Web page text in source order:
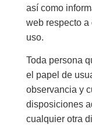
así como
web respecto
uso.
Toda persona
el papel de
observancia y
disposiciones
cualquier otra